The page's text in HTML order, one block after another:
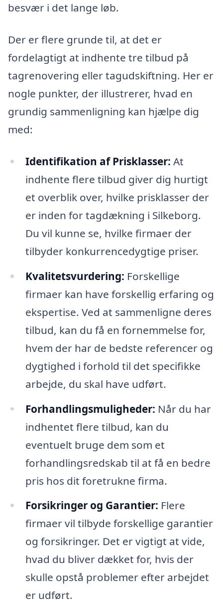
besvær i det lange løb.
Der er flere grunde til, at det er
fordelagtigt at indhente tre tilbud på
tagrenovering eller tagudskiftning. Her er
nogle punkter, der illustrerer, hvad en
grundig sammenligning kan hjælpe dig
med:
Identifikation af Prisklasser: At
indhente flere tilbud giver dig hurtigt
et overblik over, hvilke prisklasser der
er inden for tagdækning i Silkeborg.
Du vil kunne se, hvilke firmaer der
tilbyder konkurrencedygtige priser.
Kvalitetsvurdering: Forskellige
firmaer kan have forskellig erfaring og
ekspertise. Ved at sammenligne deres
tilbud, kan du få en fornemmelse for,
hvem der har de bedste referencer og
dygtighed i forhold til det specifikke
arbejde, du skal have udført.
Forhandlingsmuligheder: Når du har
indhentet flere tilbud, kan du
eventuelt bruge dem som et
forhandlingsredskab til at få en bedre
pris hos dit foretrukne firma.
Forsikringer og Garantier: Flere
firmaer vil tilbyde forskellige garantier
og forsikringer. Det er vigtigt at vide,
hvad du bliver dækket for, hvis der
skulle opstå problemer efter arbejdet
er udført.